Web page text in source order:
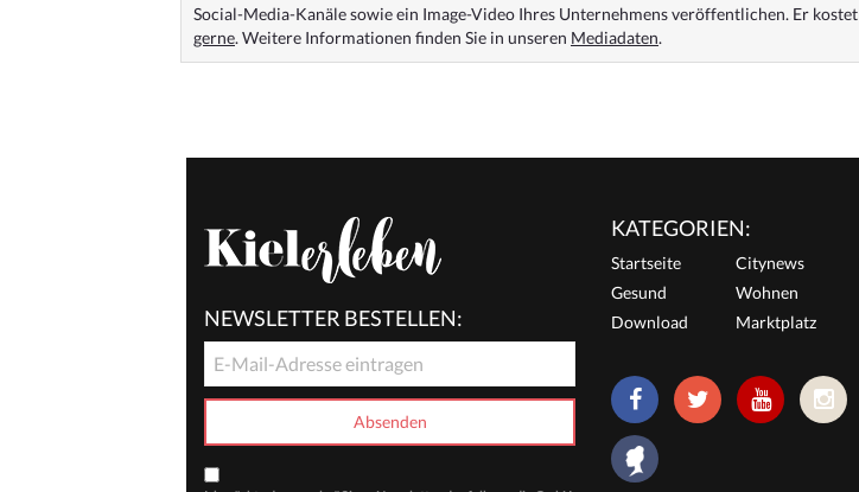
Social-Media-Kanäle sowie ein Image-Video Ihres Unternehmens veröffentlichen. Er kostet
gerne. Weitere Informationen finden Sie in unseren Mediadaten.
NEWSLETTER BESTELLEN:
KATEGORIEN:
Startseite Citynews
Gesund
Wohnen
Download
Marktplatz